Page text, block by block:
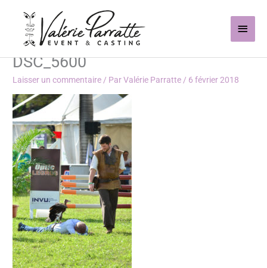
contenu
Menu
DSC_5600
Laisser un commentaire / ParValérie Parratte / 6 février 2018